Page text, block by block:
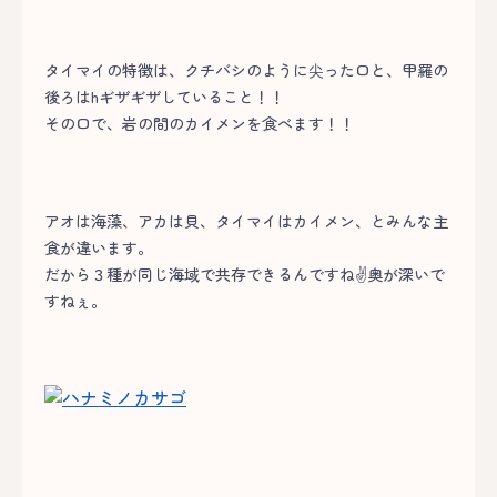
タイマイの特徴は、クチバシのように尖った口と、甲羅の
後ろはhギザギザしていること！！
その口で、岩の間のカイメンを食べます！！
アオは海藻、アカは貝、タイマイはカイメン、とみんな主
食が違います。
だから３種が同じ海域で共存できるんですね✌奥が深いで
すねぇ。